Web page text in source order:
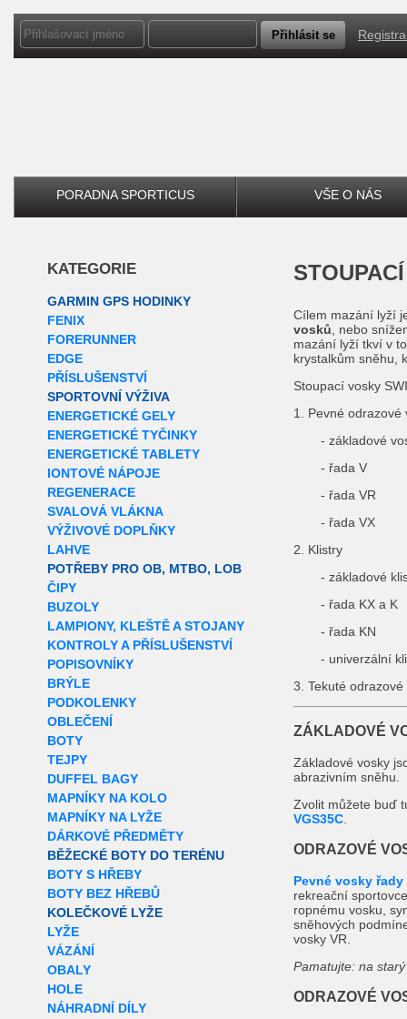
PORADNA SPORTICUS VŠE O NÁS
KATEGORIE
GARMIN GPS HODINKY
FENIX
FORERUNNER
EDGE
PŘÍSLUŠENSTVÍ
SPORTOVNÍ VÝŽIVA
ENERGETICKÉ GELY
ENERGETICKÉ TYČINKY
ENERGETICKÉ TABLETY
IONTOVÉ NÁPOJE
REGENERACE
SVALOVÁ VLÁKNA
VÝŽIVOVÉ DOPLŇKY
LAHVE
POTŘEBY PRO OB, MTBO, LOB
ČIPY
BUZOLY
LAMPIONY, KLEŠTĚ A STOJANY
KONTROLY A PŘÍSLUŠENSTVÍ
POPISOVNÍKY
BRÝLE
PODKOLENKY
OBLEČENÍ
BOTY
TEJPY
DUFFEL BAGY
MAPNÍKY NA KOLO
MAPNÍKY NA LYŽE
DÁRKOVÉ PŘEDMĚTY
BĚŽECKÉ BOTY DO TERÉNU
BOTY S HŘEBY
BOTY BEZ HŘEBŮ
KOLEČKOVÉ LYŽE
LYŽE
VÁZÁNÍ
OBALY
HOLE
NÁHRADNÍ DÍLY
Cílem mazání lyží
vosků , nebo
mazání lyží tkví v
krystalkům sněhu,
Stoupací vosky
1. Pevné odrazové
- základové
- řada V
- řada VR
- řada VX
2. Klistry
- základové
- řada KX a K
- řada KN
- univerzální
3. Tekuté
ZÁKLADOVÉ
Základové vosky
abrazivním sněhu.
Zvolit můžete buď
VGS35C
ODRAZOVÉ
Pevné vosky řady
rekreační
ropnému vosku,
sněhových
vosky VR.
Pamatujte: na
ODRAZOVÉ